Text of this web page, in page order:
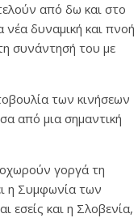
από δω και στο
νέα δυναμική και πνοή
συνάντησή του με
των κινήσεων
από μια σημαντική
γοργά τη
η Συμφωνία των
εσείς και η Σλοβενία,